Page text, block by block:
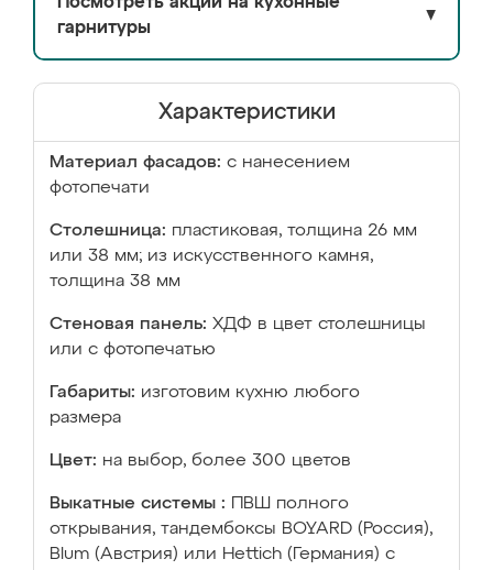
гарнитуры
▼
Характеристики
Материал фасадов: с нанесением
фотопечати
Столешница: пластиковая, толщина 26 мм
или 38 мм; из искусственного камня,
толщина 38 мм
Стеновая панель: ХДФ в цвет столешницы
или с фотопечатью
Габариты: изготовим кухню любого
размера
Цвет: на выбор, более 300 цветов
Выкатные системы :
ПВШ полного
открывания, тандембоксы BOYARD (Россия),
Blum (Австрия) или Hettich (Германия) с